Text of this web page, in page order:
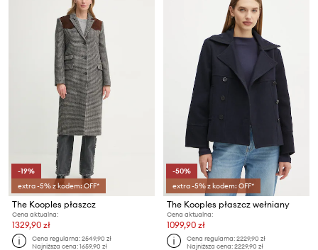
-19%
extra -5% z kodem: OFF*
The Kooples płaszcz
Cena aktualna:
1329,90 zł
Cena regularna:2549,90 zł
Najniższa cena:1659,90 zł
-50%
extra -5% z kodem: OFF*
The Kooples płaszcz wełniany
Cena aktualna:
1099,90 zł
Cena regularna:2229,90 zł
Najniższa cena:2229,90 zł